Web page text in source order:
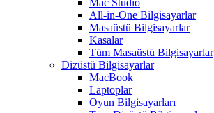
Mac Studio
All-in-One Bilgisayarlar
Masaüstü Bilgisayarlar
Kasalar
Tüm Masaüstü Bilgisayarlar
Dizüstü Bilgisayarlar
MacBook
Laptoplar
Oyun Bilgisayarları